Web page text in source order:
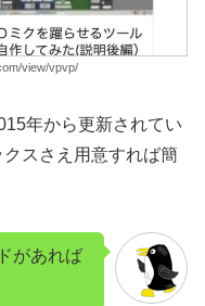
view/vpvp/
年から更新されてい
スさえ用意すれば簡
があれば